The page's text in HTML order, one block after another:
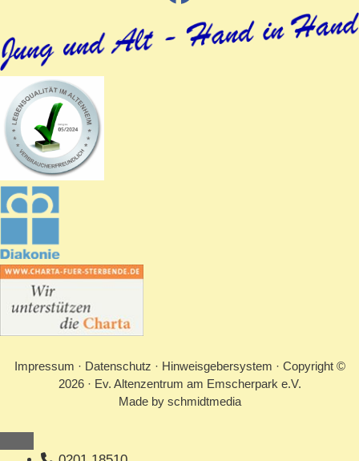
Impressum · Datenschutz · Hinweisgebersystem · Copyright ©
2026 · Ev. Altenzentrum am Emscherpark e.V.
Made by schmidtmedia
Schließen